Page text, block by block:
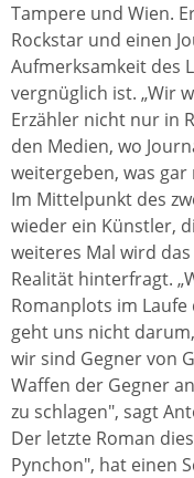
Tampere und Wien.
Rockstar und einen
Aufmerksamkeit des
vergnüglich ist. „Wir
Erzähler nicht nur in
den Medien, wo
weitergeben, was
Im Mittelpunkt des
wieder ein Künstler,
weiteres Mal wird
Realität hinterfragt.
Romanplots im Laufe
geht uns nicht
wir sind Gegner von
Waffen der Gegner
zu schlagen", sagt
Der letzte Roman
Pynchon", hat einen